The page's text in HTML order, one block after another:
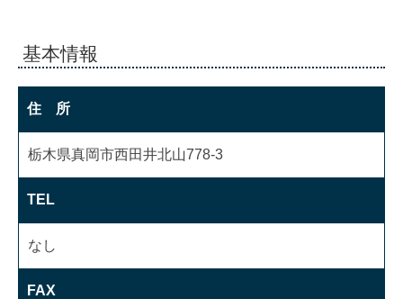
基本情報
住 所
栃木県真岡市西田井北山778-3
TEL
なし
FAX